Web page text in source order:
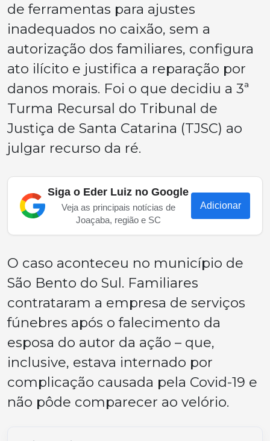
de ferramentas para ajustes
inadequados no caixão, sem a
autorização dos familiares, configura
ato ilícito e justifica a reparação por
danos morais. Foi o que decidiu a 3ª
Turma Recursal do Tribunal de
Justiça de Santa Catarina (TJSC) ao
julgar recurso da ré.
Siga o Eder Luiz no Google
Veja as principais notícias de
Joaçaba, região e SC
Adicionar
O caso aconteceu no município de
São Bento do Sul. Familiares
contrataram a empresa de serviços
fúnebres após o falecimento da
esposa do autor da ação – que,
inclusive, estava internado por
complicação causada pela Covid-19 e
não pôde comparecer ao velório.